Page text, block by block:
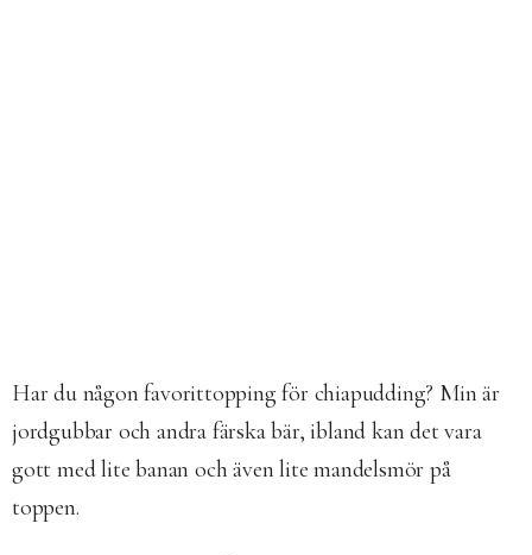
Har du någon favorittopping för chiapudding? Min är
jordgubbar och andra färska bär, ibland kan det vara
gott med lite banan och även lite mandelsmör på
toppen.